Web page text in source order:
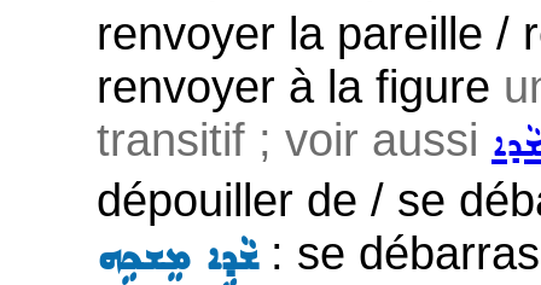
renvoyer la pareille /
renvoyer à la figure
transitif ; voir aussi
dépouiller de / se
ܫܵܕܹܐ ܡܸܫܟܹܗ: se